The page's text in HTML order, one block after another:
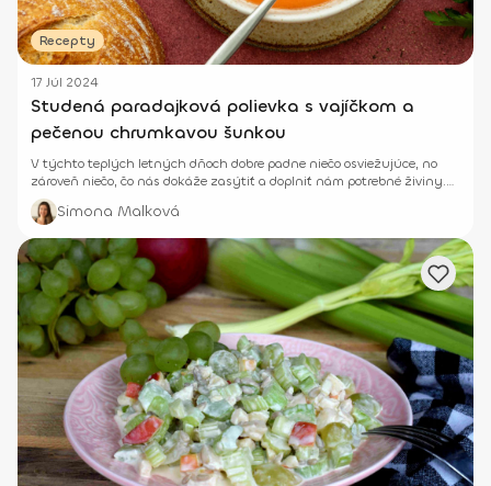
Recepty
17 Júl 2024
Studená paradajková polievka s vajíčkom a
pečenou chrumkavou šunkou
V týchto teplých letných dňoch dobre padne niečo osviežujúce, no
zároveň niečo, čo nás dokáže zasýtiť a doplniť nám potrebné živiny.
Skús preto túto neodolateľnú studenú polievku z paradajok.
Simona Malková